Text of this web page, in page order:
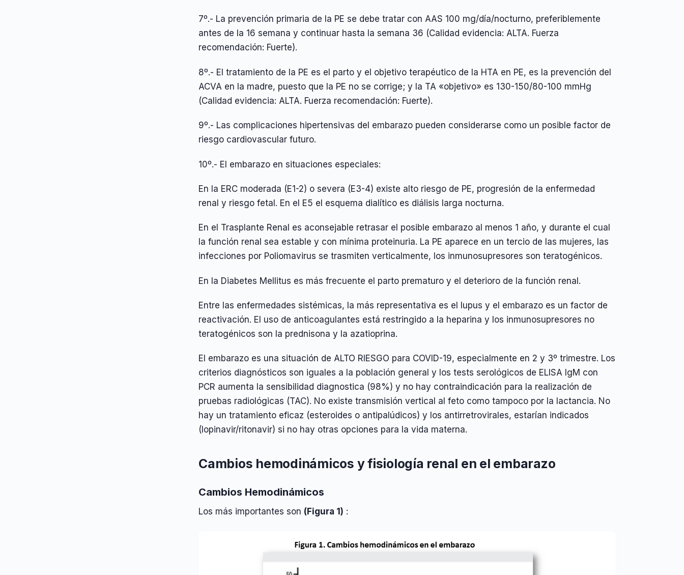
7º.- La prevención primaria de la PE se debe tratar con AAS 100 mg/día/nocturno, preferiblemente
antes de la 16 semana y continuar hasta la semana 36 (Calidad evidencia: ALTA. Fuerza
recomendación: Fuerte).
8º.- El tratamiento de la PE es el parto y el objetivo terapéutico de la HTA en PE, es la prevención del
ACVA en la madre, puesto que la PE no se corrige; y la TA «objetivo» es 130-150/80-100 mmHg
(Calidad evidencia: ALTA. Fuerza recomendación: Fuerte).
9º.- Las complicaciones hipertensivas del embarazo pueden considerarse como un posible factor de
riesgo cardiovascular futuro.
10º.- El embarazo en situaciones especiales:
En la ERC moderada (E1-2) o severa (E3-4) existe alto riesgo de PE, progresión de la enfermedad
renal y riesgo fetal. En el E5 el esquema dialítico es diálisis larga nocturna.
En el Trasplante Renal es aconsejable retrasar el posible embarazo al menos 1 año, y durante el cual
la función renal sea estable y con mínima proteinuria. La PE aparece en un tercio de las mujeres, las
infecciones por Poliomavirus se trasmiten verticalmente, los inmunosupresores son teratogénicos.
En la Diabetes Mellitus es más frecuente el parto prematuro y el deterioro de la función renal.
Entre las enfermedades sistémicas, la más representativa es el lupus y el embarazo es un factor de
reactivación. El uso de anticoagulantes está restringido a la heparina y los inmunosupresores no
teratogénicos son la prednisona y la azatioprina.
El embarazo es una situación de ALTO RIESGO para COVID-19, especialmente en 2 y 3º trimestre. Los
criterios diagnósticos son iguales a la población general y los tests serológicos de ELISA IgM con
PCR aumenta la sensibilidad diagnostica (98%) y no hay contraindicación para la realización de
pruebas radiológicas (TAC). No existe transmisión vertical al feto como tampoco por la lactancia. No
hay un tratamiento eficaz (esteroides o antipalúdicos) y los antirretrovirales, estarían indicados
(lopinavir/ritonavir) si no hay otras opciones para la vida materna.
Cambios hemodinámicos y fisiología renal en el embarazo
Cambios Hemodinámicos
Los más importantes son (Figura 1) :